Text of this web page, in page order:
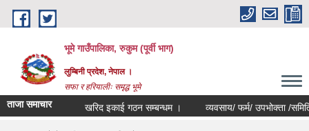
Skip to main content
भूमे गाउँपालिका, रुकुम (पूर्वी भाग)
लुम्बिनी प्रदेश, नेपाल ।
सफा र हरियालीः समृद्ध भूमे
ताजा समाचार खरिद इकाई गठन सम्बन्धम । व्यवसाय/ फर्म/ उपभोक्ता /समिति/